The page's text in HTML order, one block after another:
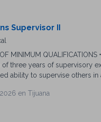
Supervisor II
MINIMUM
three years of supervisory
ability to supervise others in
managing teams up
en Tijuana